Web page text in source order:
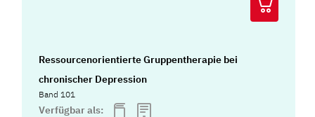
Ressourcenorientierte Gruppentherapie bei
chronischer Depression
Band 101
Verfügbar als: